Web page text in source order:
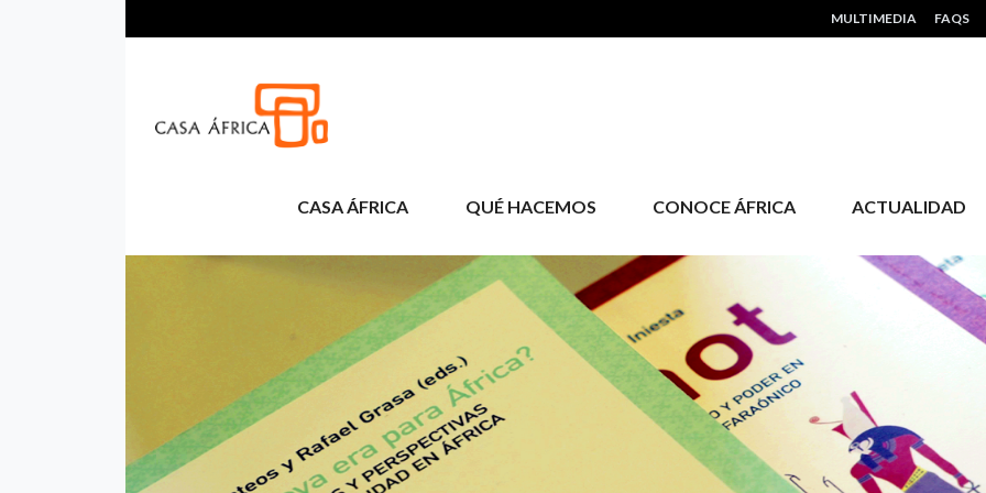
HEADER MENU
MULTIMEDIA FAQS
CASA ÁFRICA QUÉ HACEMOS CONOCE ÁFRICA ACTUALIDAD